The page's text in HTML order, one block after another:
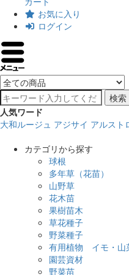
お気に入り
ログイン
検索
人気ワード
大和ルージュ アジサイ アルスト
カテゴリから探す
球根
多年草（花苗）
山野草
花木苗
果樹苗木
草花種子
野菜種子
有用植物 イモ・山
園芸資材
野菜苗